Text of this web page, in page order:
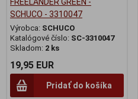
SCHUCO - 3310047
Výrobca: SCHUCO
Katalógové číslo: SC-3310047
Skladom: 2 ks
19,95 EUR
Pridať do košíka